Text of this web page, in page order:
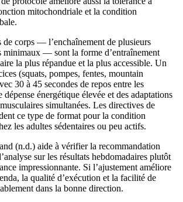
mitochondriale et la condition
de corps — l’enchaînement de plusieurs
minimaux — sont la forme d’entraînement
la plus répandue et la plus accessible. Un
(squats, pompes, fentes, mountain
30 à 45 secondes de repos entre les
dépense énergétique élevée et des adaptations
simultanées. Les directives de
ce type de format pour la condition
les adultes sédentaires ou peu actifs.
(n.d.) aide à vérifier la recommandation
sur les résultats hebdomadaires plutôt
impressionnante. Si l’ajustement améliore
la qualité d’exécution et la facilité de
dans la bonne direction.